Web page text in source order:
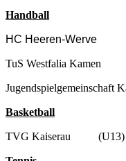
Handball
HC Heeren-Werve
TuS Westfalia
Jugendspielgemeinschaft
Basketball
TVG Kaiserau (U13)